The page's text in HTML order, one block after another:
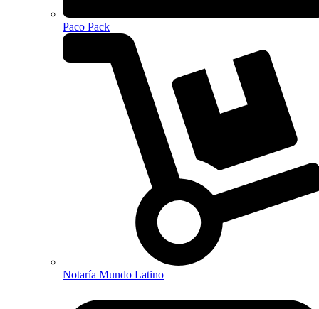
Paco Pack
Notaría Mundo Latino